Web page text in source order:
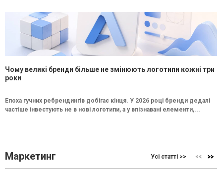
Чому великі бренди більше не змінюють логотипи кожні три
роки
Епоха гучних ребрендингів добігає кінця. У 2026 році бренди дедалі
частіше інвестують не в нові логотипи, а у впізнавані елементи,...
Маркетинг Усі статті >>